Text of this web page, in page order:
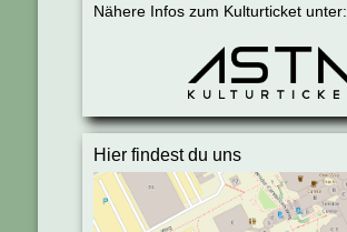
Nähere Infos zum Kulturticket unter:
Hier findest du uns